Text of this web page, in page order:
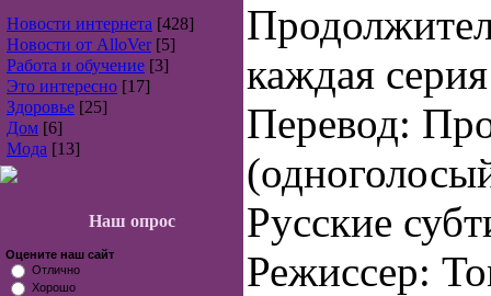
Новости интернета [428]
Новости от AlloVer [5]
Работа и обучение [3]
Это интересно [17]
Здоровье [25]
Дом [6]
Мода [13]
Наш опрос
Оцените наш сайт
Отлично
Хорошо
каждая серия
Перевод:
Русские
Режиссер: